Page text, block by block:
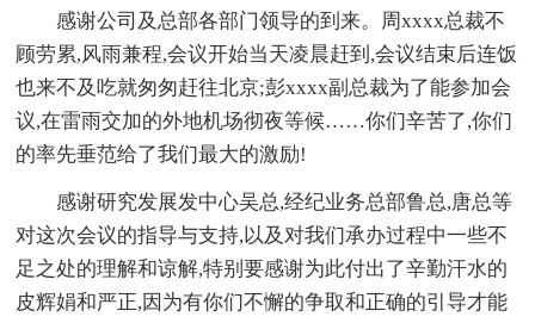
感谢公司及总部各部门领导的到来。周xxxx总裁不
顾劳累,风雨兼程,会议开始当天凌晨赶到,会议结束后连饭
也来不及吃就匆匆赶往北京;彭xxxx副总裁为了能参加会
议,在雷雨交加的外地机场彻夜等候……你们辛苦了,你们
的率先垂范给了我们最大的激励!
感谢研究发展发中心吴总,经纪业务总部鲁总,唐总等
对这次会议的指导与支持,以及对我们承办过程中一些不
足之处的理解和谅解,特别要感谢为此付出了辛勤汗水的
皮辉娟和严正,因为有你们不懈的争取和正确的引导才能